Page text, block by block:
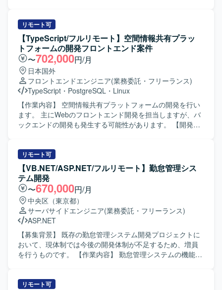
スに関わることができます。 【開発環境】 バックエンドは
Ruby、Ruby on Rails、フロントエンドはTypeScript、
React、Next.js、Vue.jsを利用しています。インフラはAWS
上で構築されており、ECS、EC2、RDS/Aurora、
DynamoDB、S3、SQS、Lambdaなどを利用しています。
Dockerを用いたコンテナ環境で開発を行い、Git/GitHubに
よるバージョン管理、CircleCI、GitHub Actions、
CodeBuildによるCI/CDパイプラインを構築しています。AI
ツールとしてClaude Code、GitHub Copilot、Devin、
Geminiを活用し、コミュニケーションにはSlack、Notion、
Google Workspaceを利用しています。
ッチ開発を、設計からテストまで一貫して担当できます。
【開発環境】 Heroku、Postgres、Java 21、Vue
3.js（TypeScript）、Spring Boot、Spring Batch、
Hinemos、Slack、Backlog、GitHubを使用します。
リモート可
【TypeScript/フルリモート】空間情報共有プラッ
トフォームの開発フロントエンド案件
〜702,000円/月
日本国外
フロントエンドエンジニア(業務委託・フリーランス)
TypeScript ・ PostgreSQL ・ Linux
【作業内容】 空間情報共有プラットフォームの開発を行い
ます。 主にWebのフロントエンド開発を担当しますが、バ
ックエンドの開発も発生する可能性があります。 【開発環
ベースは PostgreSQL を利用します。 開発言語等は
TypeScript、Vitest、Python、Django、Django REST
Framework です。
リモート可
【VB.NET/ASP.NET/フルリモート】勤怠管理シス
テム開発
〜670,000円/月
中央区（東京都）
サーバサイドエンジニア(業務委託・フリーランス)
ASP.NET
【募集背景】 既存の勤怠管理システム開発プロジェクトに
おいて、現体制では今後の開発体制が不足するため、増員
を行うものです。 【作業内容】 勤怠管理システムの機能追
を用いたWebアプリケーション開発を行い、SQLを用いた
リモート可